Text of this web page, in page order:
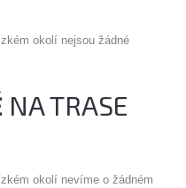
okolí nejsou žádné
NA TRASE
okolí nevíme o žádném